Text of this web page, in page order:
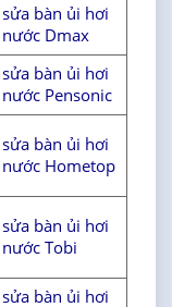
sửa bàn ủi hơi
nước Dmax
sửa bàn ủi hơi
nước Pensonic
sửa bàn ủi hơi
nước Hometop
sửa bàn ủi hơi
nước Tobi
sửa bàn ủi hơi